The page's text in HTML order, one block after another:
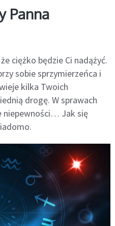
Panna
ciężko będzie Ci nadążyć.
sobie sprzymierzeńca i
kilka Twoich
drogę. W sprawach
niepewności… Jak się